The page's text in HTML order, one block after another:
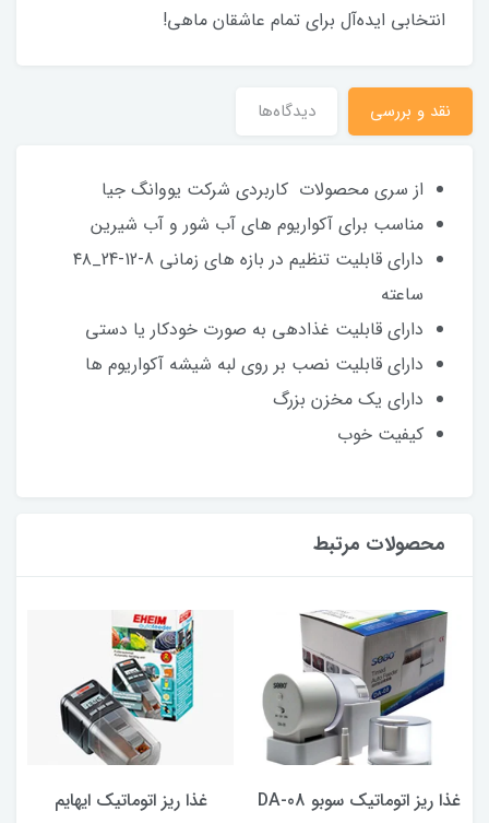
انتخابی ایده‌آل برای تمام عاشقان ماهی!
نقد و بررسی دیدگاه‌ها
از سری محصولات کاربردی شرکت یووانگ جیا
مناسب برای آکواریوم های آب شور و آب شیرین
دارای قابلیت تنظیم در بازه های زمانی 8-12-24_۴۸
ساعته
دارای قابلیت غذادهی به صورت خودکار یا دستی
دارای قابلیت نصب بر روی لبه شیشه آکواریوم ها
دارای یک مخزن بزرگ
کیفیت خوب
محصولات مرتبط
غذا ریز اتوماتیک سوبو DA-08 غذا ریز اتوماتیک ایهایم